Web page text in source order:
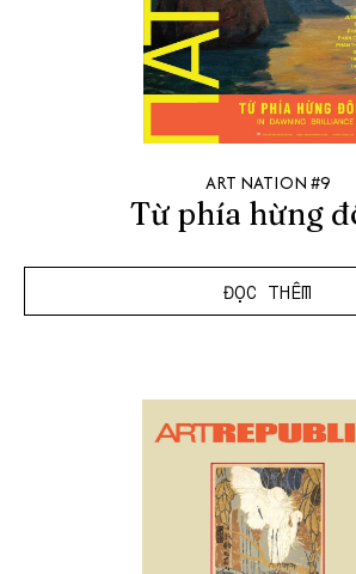
ART NATION #9
Từ phía hừng
ĐỌC THÊM